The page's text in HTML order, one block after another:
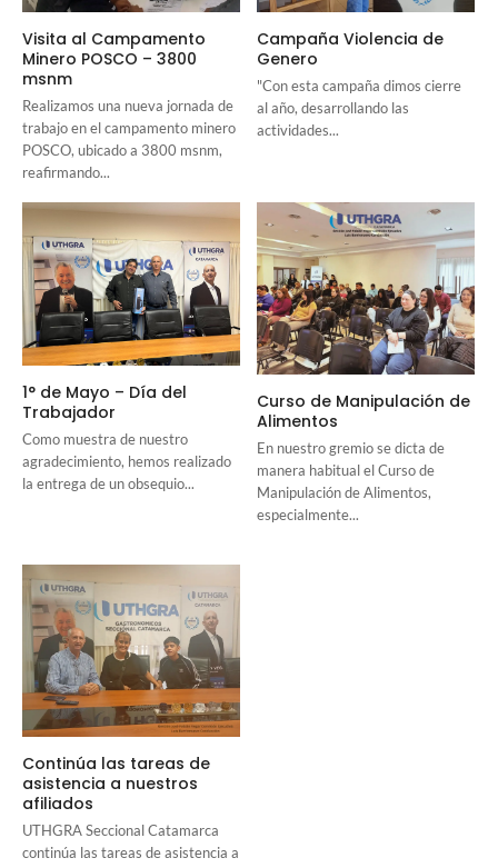
Visita al Campamento
Minero POSCO – 3800
msnm
Realizamos una nueva jornada de
trabajo en el campamento minero
POSCO, ubicado a 3800 msnm,
reafirmando...
Campaña Violencia de
Genero
"Con esta campaña dimos cierre
al año, desarrollando las
actividades...
1° de Mayo – Día del
Trabajador
Como muestra de nuestro
agradecimiento, hemos realizado
la entrega de un obsequio...
Curso de Manipulación de
Alimentos
En nuestro gremio se dicta de
manera habitual el Curso de
Manipulación de Alimentos,
especialmente...
Continúa las tareas de
asistencia a nuestros
afiliados
UTHGRA Seccional Catamarca
continúa las tareas de asistencia a